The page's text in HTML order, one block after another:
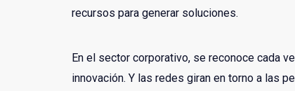
recursos para generar soluciones.
En el sector corporativo, se reconoce cada
innovación. Y las redes giran en torno a las